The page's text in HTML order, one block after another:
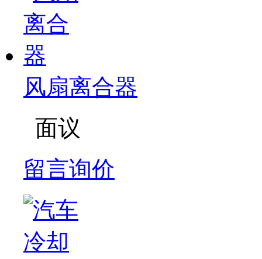
风扇离合器
面议
留言询价